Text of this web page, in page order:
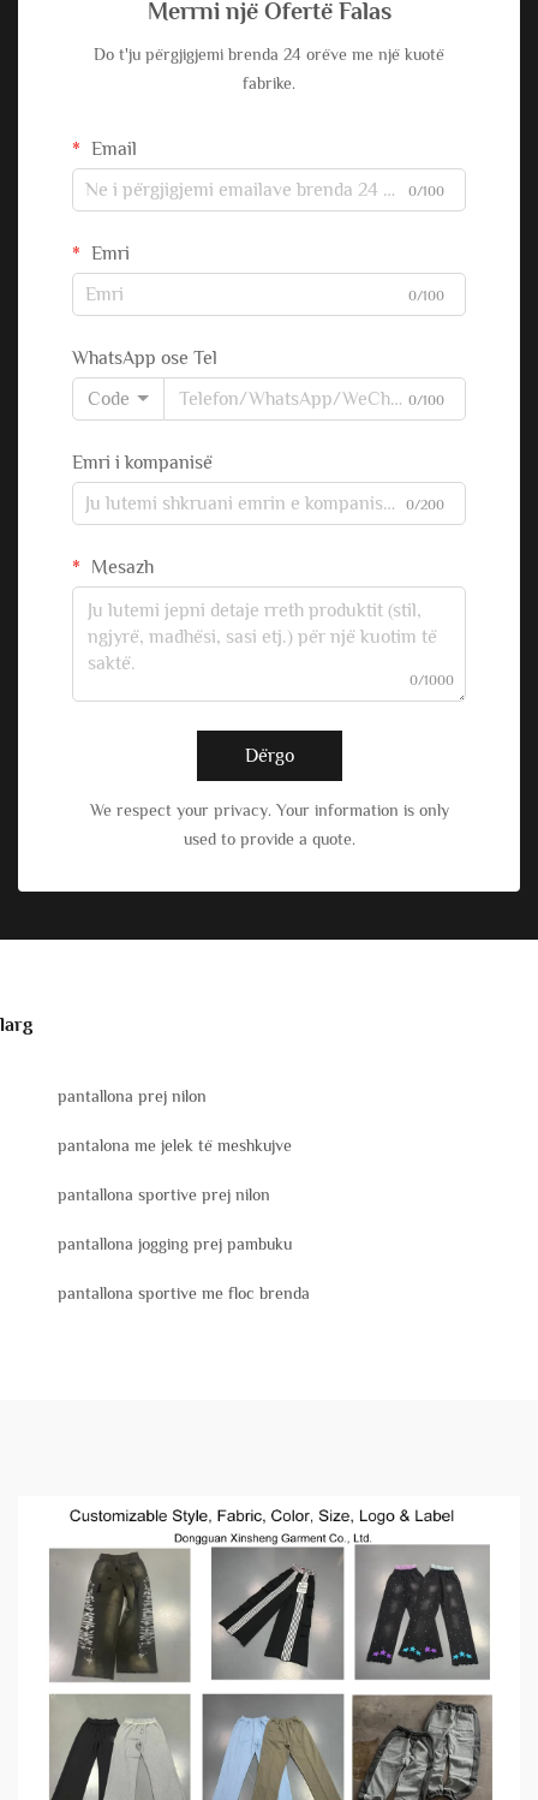
Merrni një Ofertë Falas
Do t'ju përgjigjemi brenda 24 orëve me një kuotë
fabrike.
Email
0/100
Emri
0/100
WhatsApp ose Tel
Code
0/100
Emri i kompanisë
0/200
Mesazh
0/1000
Dërgo
We respect your privacy. Your information is only
used to provide a quote.
larg
pantallona prej nilon
pantalona me jelek të meshkujve
pantallona sportive prej nilon
pantallona jogging prej pambuku
pantallona sportive me floc brenda